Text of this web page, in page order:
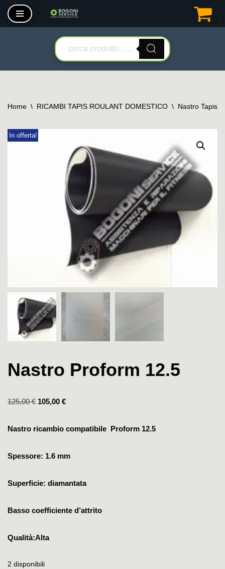
Vai
Home \ RICAMBI TAPIS ROULANT DOMESTICO \ Nastro Tapis
In offerta!
Nastro Proform 12.5
125,00€ 105,00 €
Nastro ricambio compatibile Proform 12.5
Spessore: 1.6 mm
Superficie: diamantata
Basso coefficiente d’attrito
Qualità:Alta
2 disponibili